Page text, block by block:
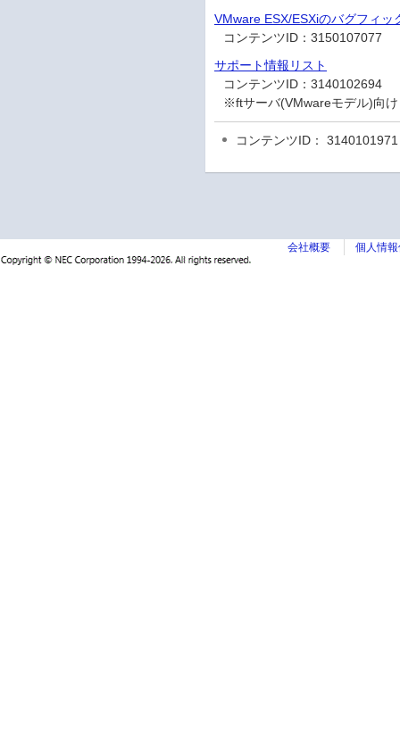
VMware ESX/ESXiのバグフィ
コンテンツID：3150107077
サポート情報リスト
コンテンツID：3140102694
※ftサーバ(VMwareモデル)向
コンテンツID： 3140101971
会社概要 個人情